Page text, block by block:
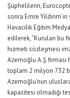
Şüphelilerin,
sonra Emre
Havacılık Eğitim
edilerek, “Kurulan bu
hizmeti sözleşmesi
Azemoğlu A.Ş firması
toplam 2 milyon 732
Azemoğlu’nun
kapasitesi olmadığı